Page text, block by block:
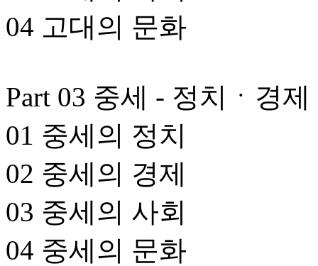
04 고대의 문화
Part 03 중세 - 정치ㆍ경
01 중세의 정치
02 중세의 경제
03 중세의 사회
04 중세의 문화